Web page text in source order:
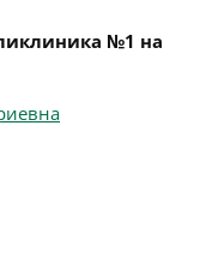
№1 на